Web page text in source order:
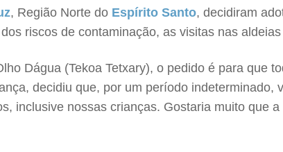
, Região Norte do Espírito Santo, decidiram
riscos de contaminação, as visitas nas
Dágua (Tekoa Tetxary), o pedido é para que
decidiu que, por um período
inclusive nossas crianças. Gostaria muito que